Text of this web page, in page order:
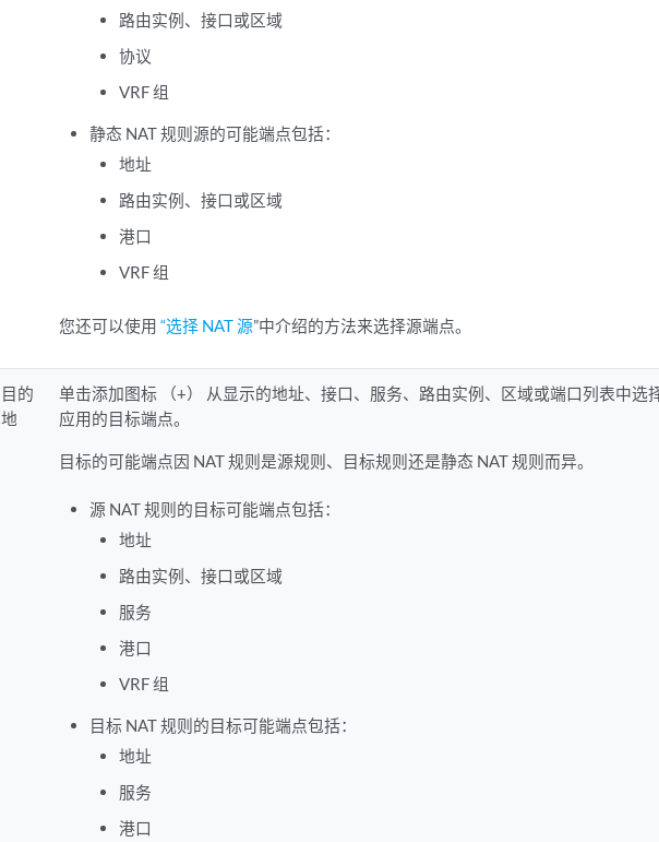
路由实例、接口或区域
协议
VRF 组
静态 NAT 规则源的可能端点包括：
地址
路由实例、接口或区域
港口
VRF 组
您还可以使用“选择 NAT 源”中介绍的方法来选择源端点。
目的
地
单击添加图标 （+） 从显示的地址、接口、服务、路由实例、区域或端口列表中选
应用的目标端点。
目标的可能端点因 NAT 规则是源规则、目标规则还是静态 NAT 规则而异。
源 NAT 规则的目标可能端点包括：
地址
路由实例、接口或区域
服务
港口
VRF 组
目标 NAT 规则的目标可能端点包括：
地址
服务
港口